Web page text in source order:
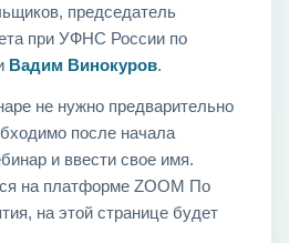
председатель
при УФНС России по
Вадим Винокуров.
не нужно предварительно
после начала
и ввести свое имя.
на платформе ZOOM По
на этой странице будет